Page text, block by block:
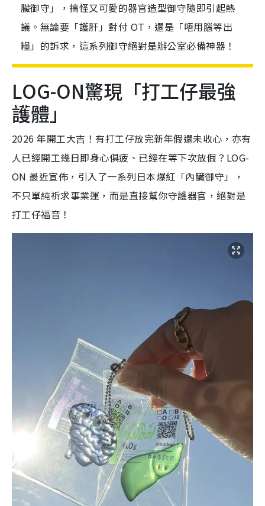
臟御守」，搞怪又可愛的器官造型御守隨即引起熱
議。無論要「護肝」對付 OT，還是「唔用腦等出
糧」的訴求，這系列御守絕對是辦公室必備神器！
LOG-ON驚現「打工仔最強
護體」
2026 年開工大吉！有打工仔放完新年假還未收心，亦有
人已經開工幾日即身心俱疲、已經在等下次放假？LOG-
ON 最近宣佈，引入了一系列日本爆紅「內臟御守」，
不只單純祈求事業運，而是直接幫你守護器官，絕對是
打工仔福音！